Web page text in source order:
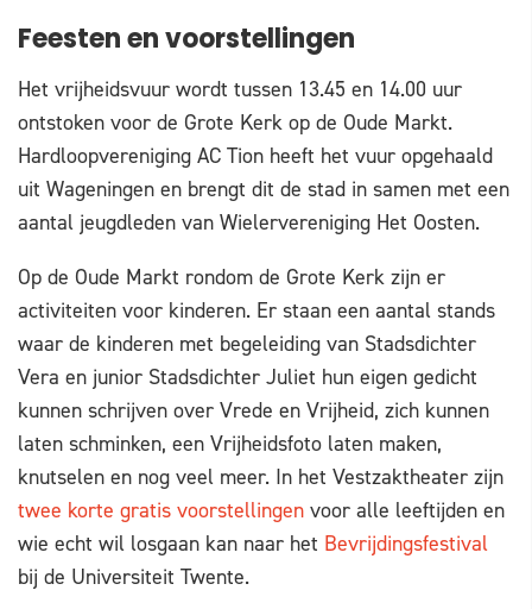
Feesten en voorstellingen
Het vrijheidsvuur wordt tussen 13.45 en 14.00 uur
ontstoken voor de Grote Kerk op de Oude Markt.
Hardloopvereniging AC Tion heeft het vuur opgehaald
uit Wageningen en brengt dit de stad in samen met een
aantal jeugdleden van Wielervereniging Het Oosten.
Op de Oude Markt rondom de Grote Kerk zijn er
activiteiten voor kinderen. Er staan een aantal stands
waar de kinderen met begeleiding van Stadsdichter
Vera en junior Stadsdichter Juliet hun eigen gedicht
kunnen schrijven over Vrede en Vrijheid, zich kunnen
laten schminken, een Vrijheidsfoto laten maken,
knutselen en nog veel meer. In het Vestzaktheater zijn
twee korte gratis voorstellingen voor alle leeftijden en
wie echt wil losgaan kan naar het Bevrijdingsfestival
bij de Universiteit Twente.